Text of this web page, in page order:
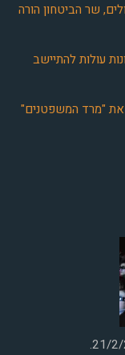
שר הביטחון הורה
עולות להתיישב